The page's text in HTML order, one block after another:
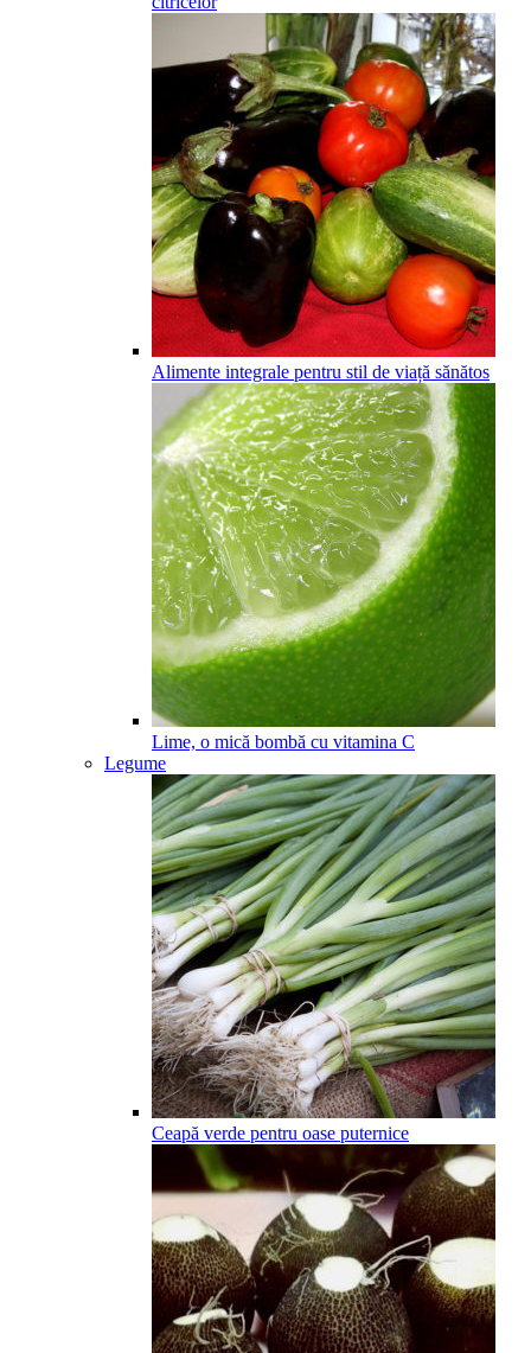
Alimente integrale pentru stil de viață sănătos
Lime, o mică bombă cu vitamina C
Legume
Ceapă verde pentru oase puternice